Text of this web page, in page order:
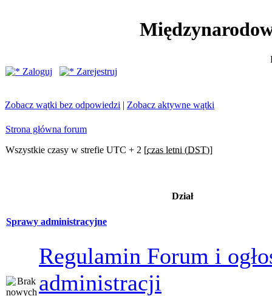
Zaloguj
Zarejestruj
Zobacz wątki bez odpowiedzi | Zobacz aktywne wątki
Strona główna forum
Wszystkie czasy w strefie UTC + 2 [czas letni (DST)]
Dział
Sprawy administracyjne
Regulamin Forum i
administracji